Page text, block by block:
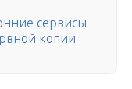
сервисы
копии